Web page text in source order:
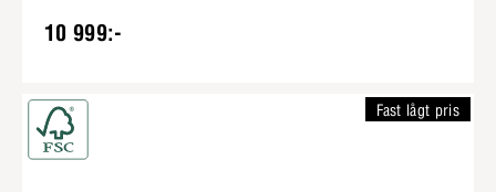
10 999:-
Fast lågt pris